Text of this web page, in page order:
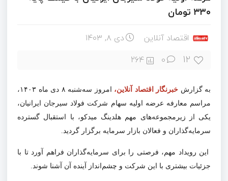
۳۳۰ تومان
اقتصاد آنلاین دی ۸, ۱۴۰۳
12
0
264
به گزارش خبرنگار اقتصاد آنلاین، امروز سه‌شنبه ۸ دی ماه ۱۴۰۳،
مراسم معارفه عرضه اولیه سهام شرکت فولاد سیرجان ایرانیان،
یکی از زیرمجموعه‌های مهم هلدینگ میدکو، با استقبال گسترده
سرمایه‌گذاران و فعالان بازار سرمایه برگزار گردید.
این رویداد مهم، فرصتی را برای سرمایه‌گذاران فراهم آورد تا با
جزئیات بیشتری با این شرکت و چشم‌انداز آینده آن آشنا شوند